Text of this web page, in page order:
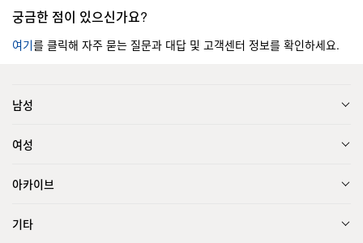
궁금한 점이 있으신가요?
여기를 클릭해 자주 묻는 질문과 대답 및 고객센터 정보를 확인하세요.
남성
여성
아카이브
기타